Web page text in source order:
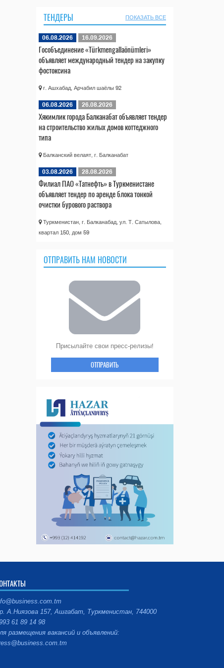
ТЕНДЕРЫ ПОКАЗАТЬ ВСЕ
06.08.2026 16.09.2026
Гособъединение «Türkmengallaönümleri»
объявляет международный тендер на закупку
фостоксина
г. Ашхабад, Арчабил шаёлы 92
06.08.2026 26.08.2026
Хякимлик города Балканабат объявляет тендер
на строительство жилых домов коттеджного
типа
Балканский велаят, г. Балканабат
03.08.2026 28.08.2026
Филиал ПАО «Татнефть» в Туркменистане
объявляет тендер по аренде блока тонкой
очистки бурового раствора
Туркменистан, г. Балканабад, ул. Т. Сатылова,
квартал 150, дом 59
ОТПРАВИТЬ НАМ НОВОСТИ
Присылайте свои пресс-релизы!
ОТПРАВИТЬ
А.Ниязова 157, Ашгабат, Туркменистан, 744000
61 89 14 98
размещения вакансий и объявлений: